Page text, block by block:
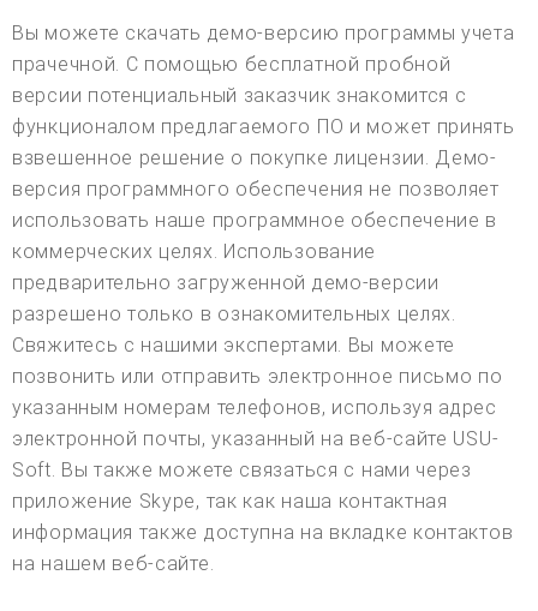
Вы можете скачать демо-версию программы учета
прачечной. С помощью бесплатной пробной
версии потенциальный заказчик знакомится с
функционалом предлагаемого ПО и может принять
взвешенное решение о покупке лицензии. Демо-
версия программного обеспечения не позволяет
использовать наше программное обеспечение в
коммерческих целях. Использование
предварительно загруженной демо-версии
разрешено только в ознакомительных целях.
Свяжитесь с нашими экспертами. Вы можете
позвонить или отправить электронное письмо по
указанным номерам телефонов, используя адрес
электронной почты, указанный на веб-сайте USU-
Soft. Вы также можете связаться с нами через
приложение Skype, так как наша контактная
информация также доступна на вкладке контактов
на нашем веб-сайте.